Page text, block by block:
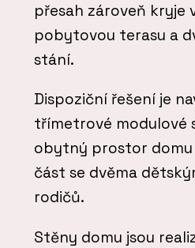
přesah zároveň kryje
pobytovou terasu a
stání.
Dispoziční řešení je
třímetrové modulové
obytný prostor domu
část se dvěma
rodičů.
Stěny domu jsou